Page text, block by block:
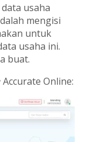
usaha
mengisi
untuk
usaha ini.
buat.
Accurate Online: